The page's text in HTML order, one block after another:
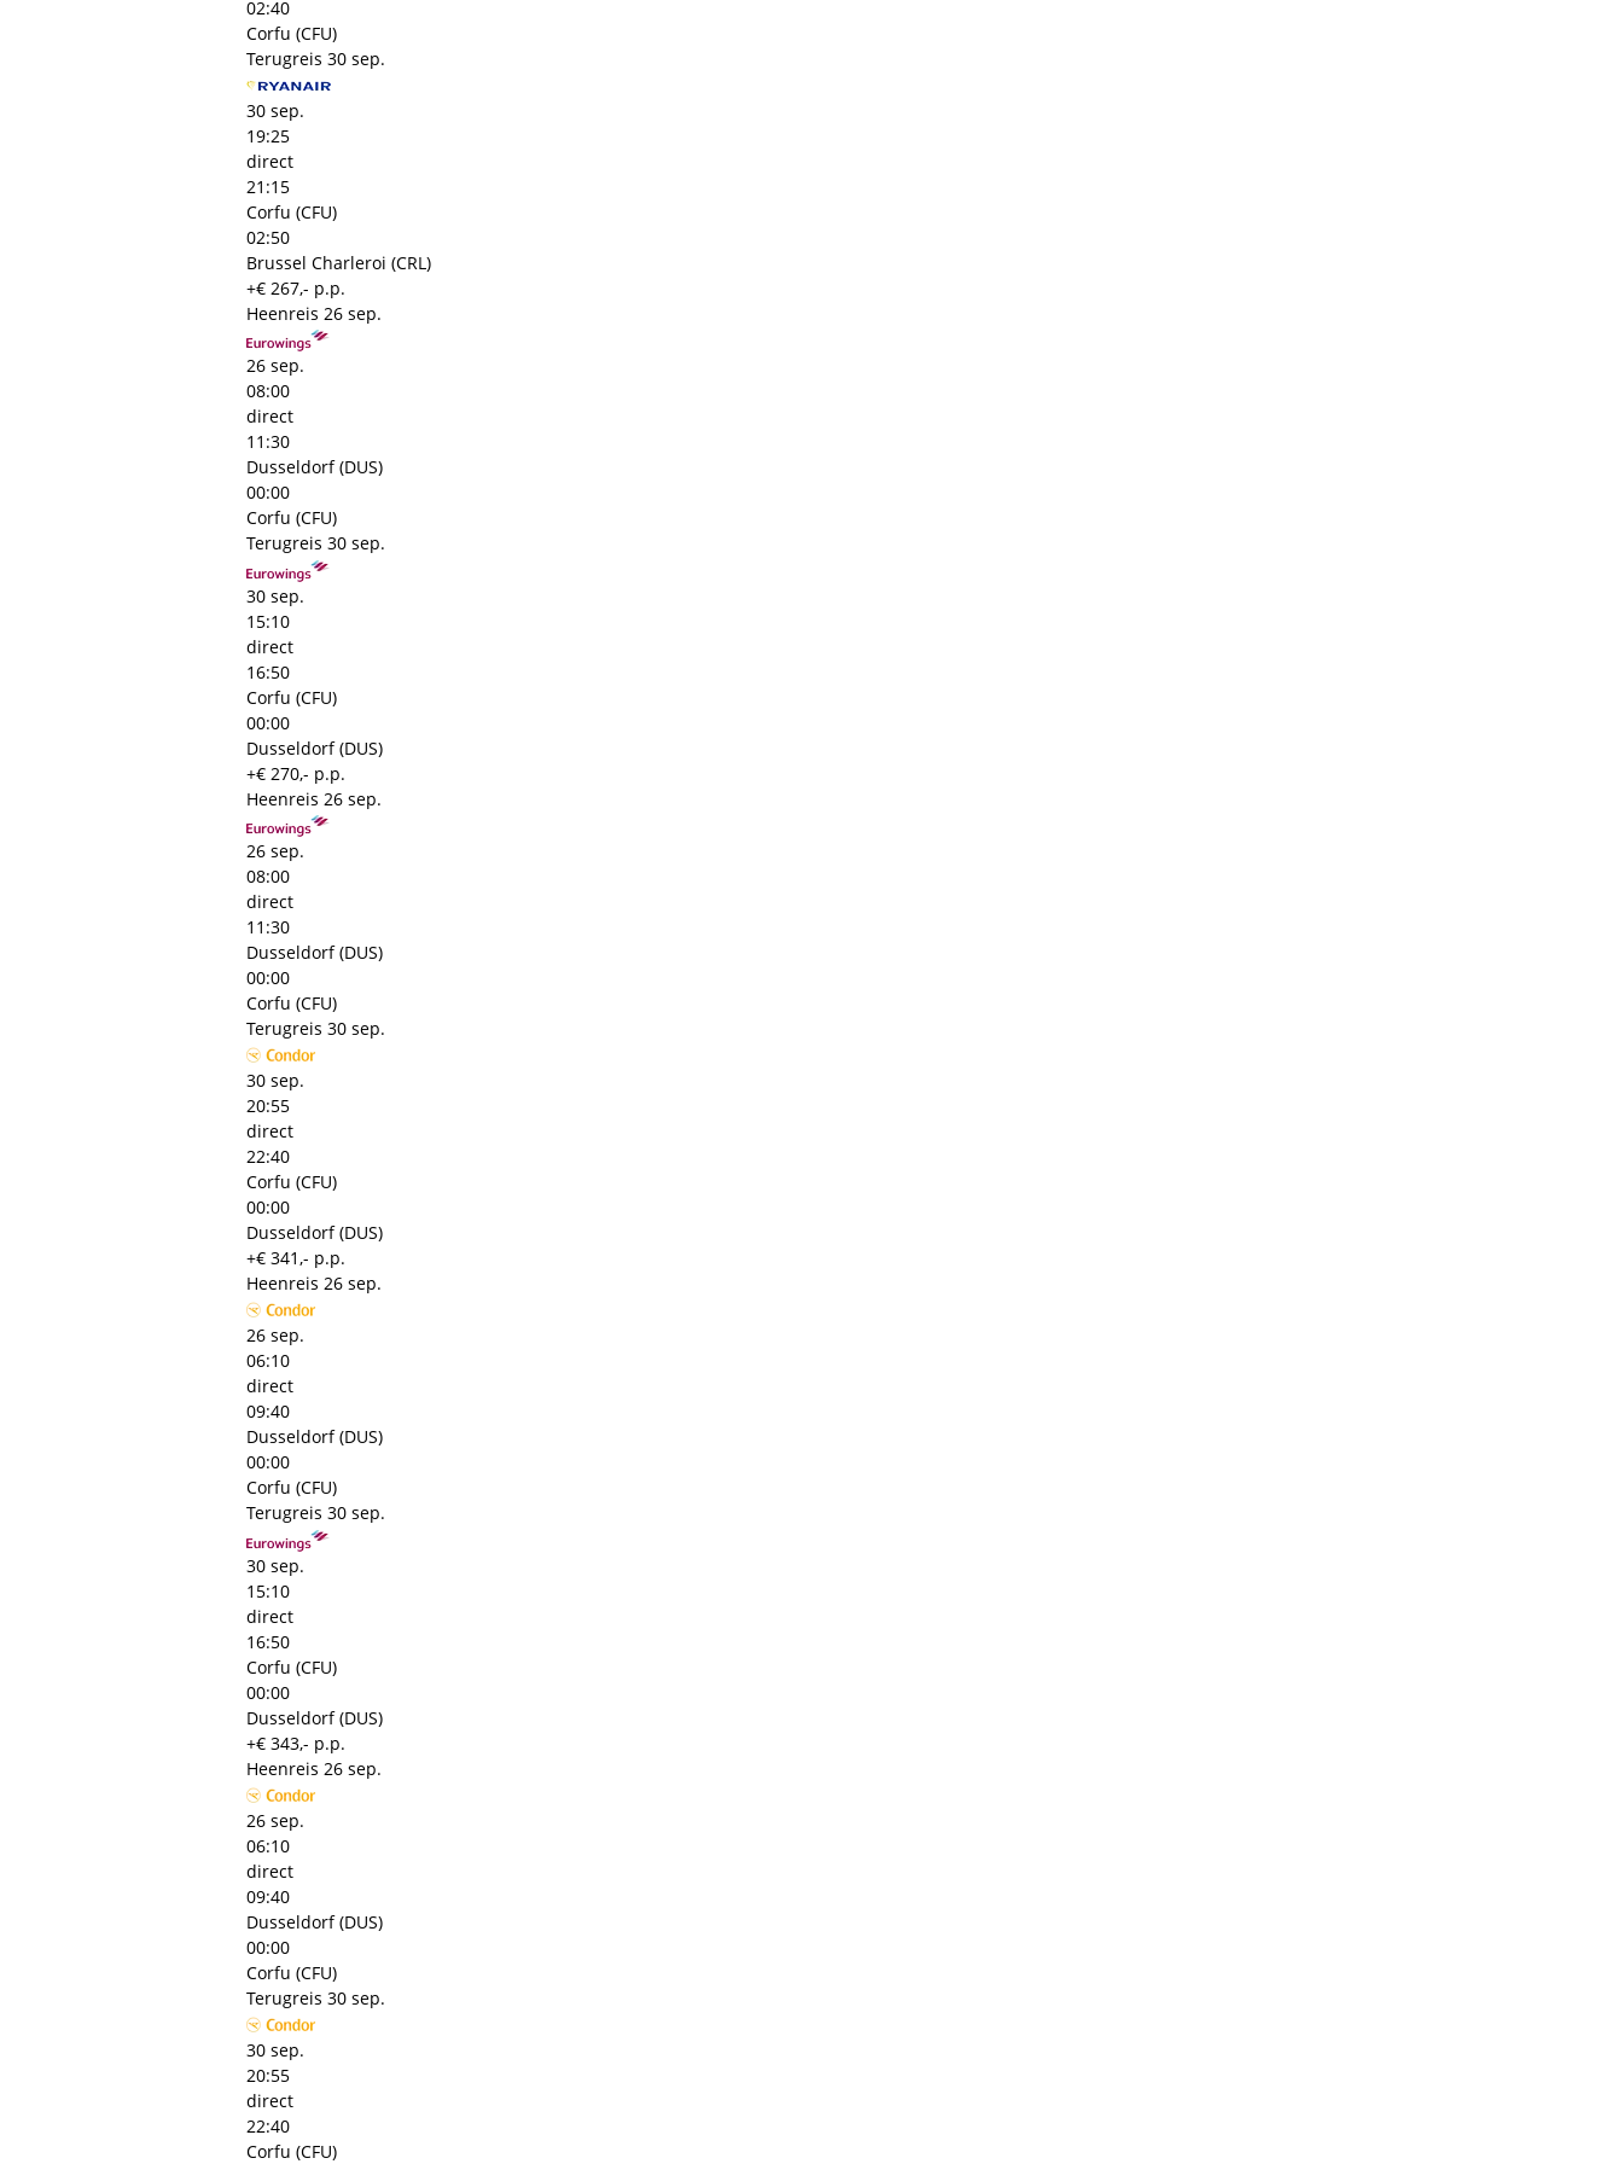
02:40
Corfu (CFU)
Terugreis 30 sep.
30 sep.
19:25
direct
21:15
Corfu (CFU)
02:50
Brussel Charleroi (CRL)
+€ 267,- p.p.
Heenreis 26 sep.
26 sep.
08:00
direct
11:30
Dusseldorf (DUS)
00:00
Corfu (CFU)
Terugreis 30 sep.
30 sep.
15:10
direct
16:50
Corfu (CFU)
00:00
Dusseldorf (DUS)
+€ 270,- p.p.
Heenreis 26 sep.
26 sep.
08:00
direct
11:30
Dusseldorf (DUS)
00:00
Corfu (CFU)
Terugreis 30 sep.
30 sep.
20:55
direct
22:40
Corfu (CFU)
00:00
Dusseldorf (DUS)
+€ 341,- p.p.
Heenreis 26 sep.
26 sep.
06:10
direct
09:40
Dusseldorf (DUS)
00:00
Corfu (CFU)
Terugreis 30 sep.
30 sep.
15:10
direct
16:50
Corfu (CFU)
00:00
Dusseldorf (DUS)
+€ 343,- p.p.
Heenreis 26 sep.
26 sep.
06:10
direct
09:40
Dusseldorf (DUS)
00:00
Corfu (CFU)
Terugreis 30 sep.
30 sep.
20:55
direct
22:40
Corfu (CFU)